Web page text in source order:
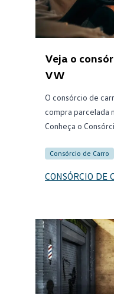
Veja o
VW
O consórcio de
compra parcelada
Conheça o
Consórcio de Carro
CONSÓRCIO DE